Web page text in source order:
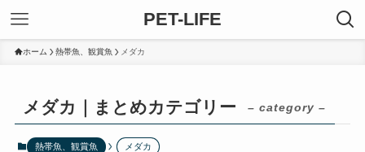
PET-LIFE
ホーム 熱帯魚、観賞魚 メダカ
メダカ｜まとめカテゴリー – category –
熱帯魚、観賞魚 メダカ